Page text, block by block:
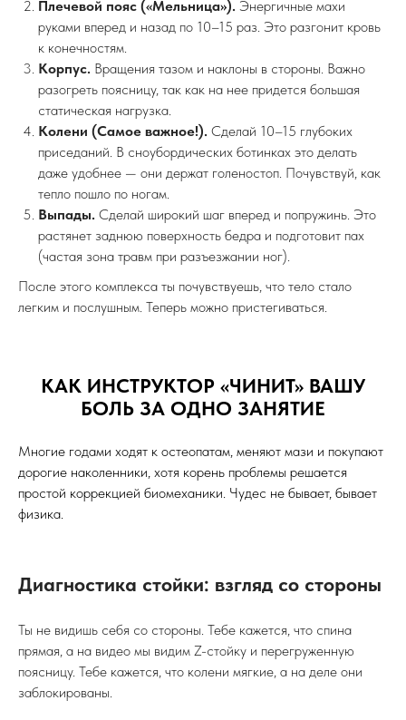
ноль.
РАЗМИНКА: 5 МИНУТ, КОТОРЫЕ
СПАСУТ СЕЗОН
Выходить на склон«холодным»— это настоящее
преступление против собственного тела. Представь, что ты
заводишь машину в -20°C и сразу давишь газ в пол до
отсечки. Что будет с двигателем? То же самое происходит с
твоими суставами.
На холоде наши мышцы и связки теряют эластичность,
становясь похожими на задубевшую резину. Если такую
«резину» резко дернуть (а сноубординг — это постоянные
рывки и ударная нагрузка), она не растянется, а порвется.
свои колени «на сухую».
Потратив всего 5 минут на парковке или у подъемника, ты
запускаешь кровообращение, делаешь связки эластичными и
Мини-комплекс прямо в ботинках
в полной экипировке (можно без доски или с одной
пристегнутой ногой), пока ты ждешь друзей.
Чек-лист для разогрева:
Шея.Плавные наклоны вперед-назад и влево-вправо.
Никаких резких вращений! Мы просто будим шейный
отдел, чтобы не «заклинило» при падении.